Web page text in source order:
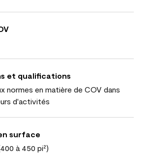
et qualifications
normes en matière de COV dans
d'activités
surface
à 450 pi²)